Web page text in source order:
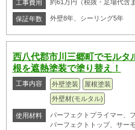
工事費用
約61万円（税抜・足場代含ま
保証年数 外壁8年、シーリング5年
西八代郡市川三郷町でモルタ
根を遮熱塗装で塗り替え！
工事内容 外壁塗装
屋根塗装
外壁材(モルタル)
使用材料
パーフェクトプライマー、
パーフェクトトップ、サー